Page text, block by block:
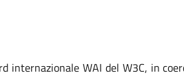
internazionale WAI del W3C, in